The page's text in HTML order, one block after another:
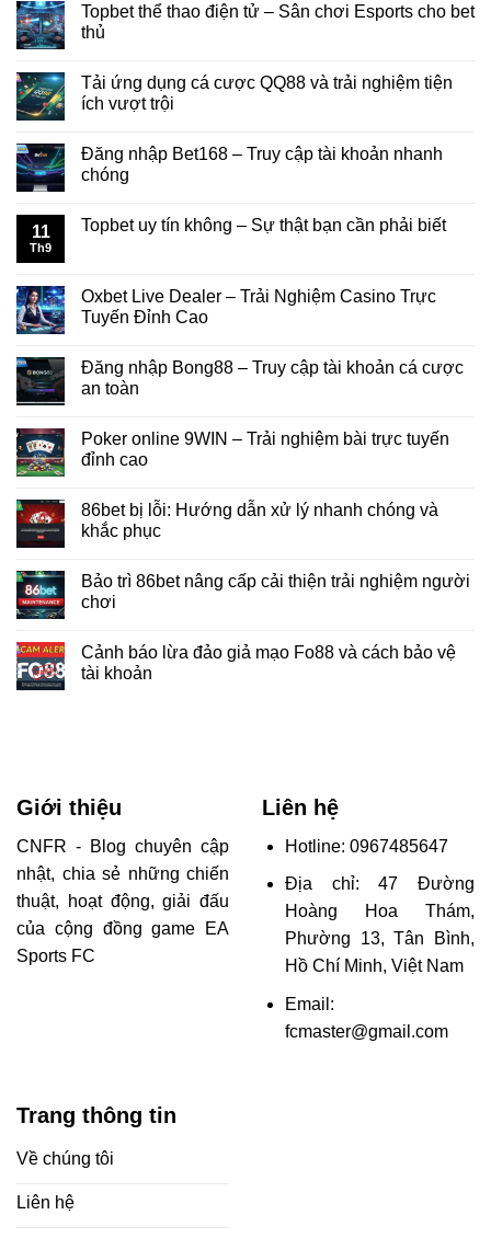
Topbet thể thao điện tử – Sân chơi Esports cho bet
thủ
Tải ứng dụng cá cược QQ88 và trải nghiệm tiện
ích vượt trội
Đăng nhập Bet168 – Truy cập tài khoản nhanh
chóng
11
Th9
Topbet uy tín không – Sự thật bạn cần phải biết
Oxbet Live Dealer – Trải Nghiệm Casino Trực
Tuyến Đỉnh Cao
Đăng nhập Bong88 – Truy cập tài khoản cá cược
an toàn
Poker online 9WIN – Trải nghiệm bài trực tuyến
đỉnh cao
86bet bị lỗi: Hướng dẫn xử lý nhanh chóng và
khắc phục
Bảo trì 86bet nâng cấp cải thiện trải nghiệm người
chơi
Cảnh báo lừa đảo giả mạo Fo88 và cách bảo vệ
tài khoản
Giới thiệu
CNFR - Blog chuyên cập
nhật, chia sẻ những chiến
thuật, hoạt động, giải đấu
của cộng đồng game EA
Sports FC
Liên hệ
Hotline: 0967485647
Địa chỉ: 47 Đường
Hoàng Hoa Thám,
Phường 13, Tân Bình,
Hồ Chí Minh, Việt Nam
Email:
fcmaster@gmail.com
Trang thông tin
Về chúng tôi
Liên hệ